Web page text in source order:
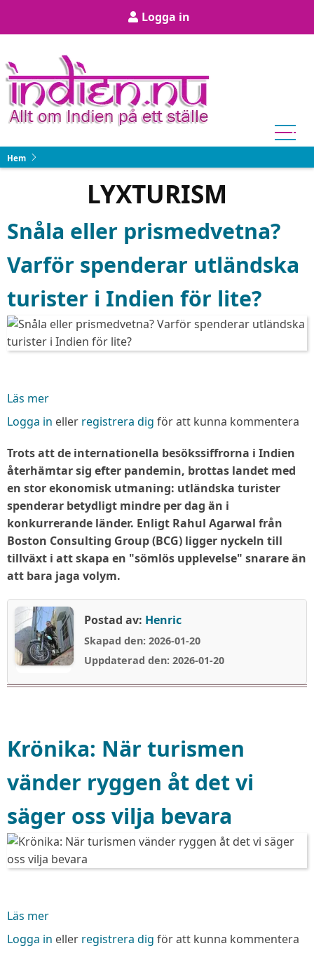
User
account
Logga in
Hem
LYXTURISM
Snåla eller prismedvetna?
Varför spenderar utländska
turister i Indien för lite?
Läs mer
Snåla
prismedvetna?
Varför
spenderar
utländska
turister
i
Indien
för
Logga in eller registrera dig för att kunna kommentera
Trots att de internationella besökssiffrorna i Indien
återhämtar sig efter pandemin, brottas landet med
en stor ekonomisk utmaning: utländska turister
spenderar betydligt mindre per dag än i
konkurrerande länder. Enligt Rahul Agarwal från
Boston Consulting Group (BCG) ligger nyckeln till
tillväxt i att skapa en "sömlös upplevelse" snarare än
att bara jaga volym.
Postad av: Henric
Skapad den: 2026-01-20
Uppdaterad den: 2026-01-20
Krönika: När turismen
vänder ryggen åt det vi
säger oss vilja bevara
Läs mer
Krönika:
Logga in eller registrera dig för att kunna kommentera